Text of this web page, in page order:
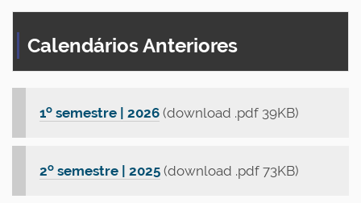
Calendários Anteriores
1o semestre | 2026 (download .pdf 39KB)
2o semestre | 2025 (download .pdf 73KB)